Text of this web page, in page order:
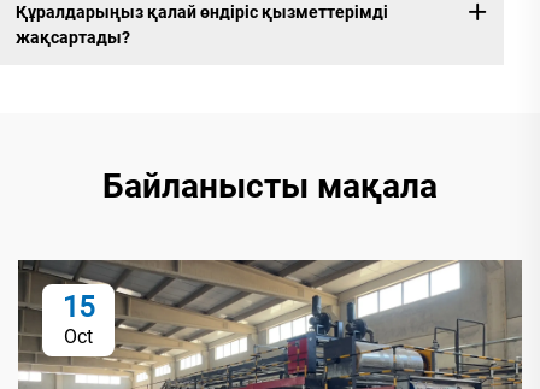
Құралдарыңыз қалай өндіріс қызметтерімді
жақсартады?
Байланысты мақала
15
Oct